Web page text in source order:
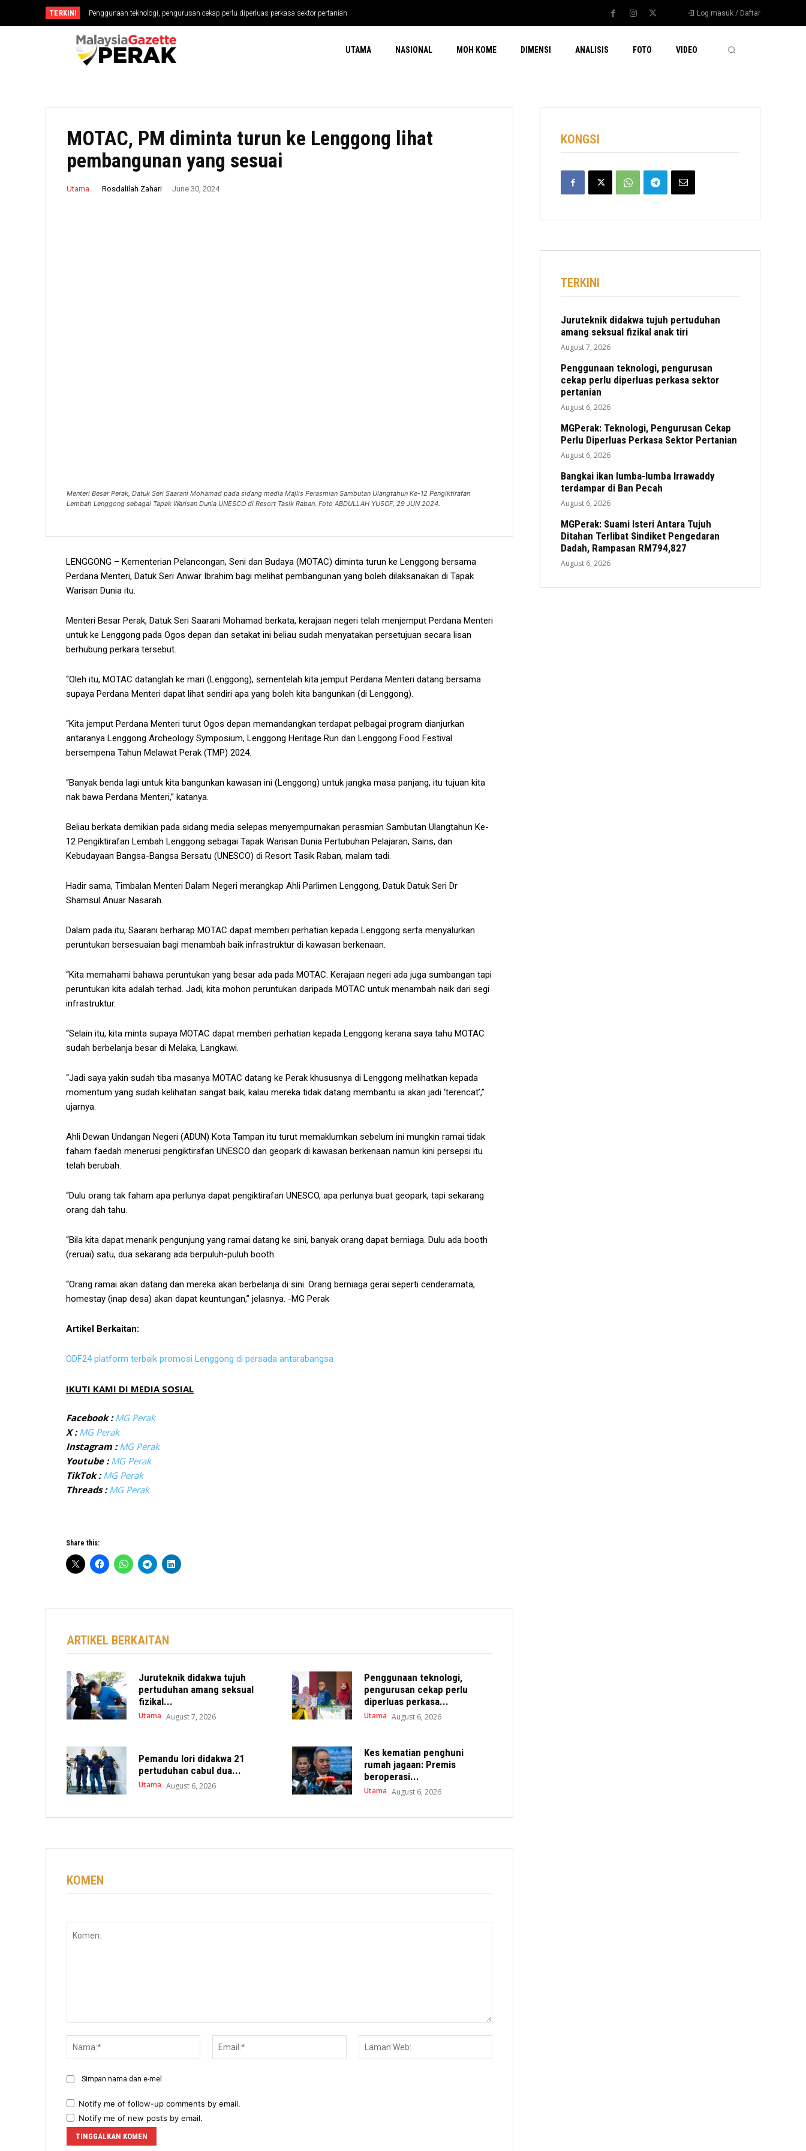
TERKINI Penggunaan teknologi, pengurusan cekap perlu diperluas perkasa sektor pertanian Log masuk / Daftar
UTAMA NASIONAL MOH KOME DIMENSI ANALISIS FOTO VIDEO
MOTAC, PM diminta turun ke Lenggong lihat
pembangunan yang sesuai
Utama Rosdalilah Zahari June 30, 2024
Menteri Besar Perak, Datuk Seri Saarani Mohamad pada sidang media Majlis Perasmian Sambutan Ulangtahun Ke-12 Pengiktirafan
Lembah Lenggong sebagai Tapak Warisan Dunia UNESCO di Resort Tasik Raban. Foto ABDULLAH YUSOF, 29 JUN 2024.
LENGGONG – Kementerian Pelancongan, Seni dan Budaya (MOTAC) diminta turun ke Lenggong bersama
Perdana Menteri, Datuk Seri Anwar Ibrahim bagi melihat pembangunan yang boleh dilaksanakan di Tapak
Warisan Dunia itu.
Menteri Besar Perak, Datuk Seri Saarani Mohamad berkata, kerajaan negeri telah menjemput Perdana Menteri
untuk ke Lenggong pada Ogos depan dan setakat ini beliau sudah menyatakan persetujuan secara lisan
berhubung perkara tersebut.
“Oleh itu, MOTAC datanglah ke mari (Lenggong), sementelah kita jemput Perdana Menteri datang bersama
supaya Perdana Menteri dapat lihat sendiri apa yang boleh kita bangunkan (di Lenggong).
“Kita jemput Perdana Menteri turut Ogos depan memandangkan terdapat pelbagai program dianjurkan
antaranya Lenggong Archeology Symposium, Lenggong Heritage Run dan Lenggong Food Festival
bersempena Tahun Melawat Perak (TMP) 2024.
“Banyak benda lagi untuk kita bangunkan kawasan ini (Lenggong) untuk jangka masa panjang, itu tujuan kita
nak bawa Perdana Menteri,” katanya.
Beliau berkata demikian pada sidang media selepas menyempurnakan perasmian Sambutan Ulangtahun Ke-
12 Pengiktirafan Lembah Lenggong sebagai Tapak Warisan Dunia Pertubuhan Pelajaran, Sains, dan
Kebudayaan Bangsa-Bangsa Bersatu (UNESCO) di Resort Tasik Raban, malam tadi.
Hadir sama, Timbalan Menteri Dalam Negeri merangkap Ahli Parlimen Lenggong, Datuk Datuk Seri Dr
Shamsul Anuar Nasarah.
Dalam pada itu, Saarani berharap MOTAC dapat memberi perhatian kepada Lenggong serta menyalurkan
peruntukan bersesuaian bagi menambah baik infrastruktur di kawasan berkenaan.
“Kita memahami bahawa peruntukan yang besar ada pada MOTAC. Kerajaan negeri ada juga sumbangan tapi
peruntukan kita adalah terhad. Jadi, kita mohon peruntukan daripada MOTAC untuk menambah naik dari segi
infrastruktur.
“Selain itu, kita minta supaya MOTAC dapat memberi perhatian kepada Lenggong kerana saya tahu MOTAC
sudah berbelanja besar di Melaka, Langkawi.
“Jadi saya yakin sudah tiba masanya MOTAC datang ke Perak khususnya di Lenggong melihatkan kepada
momentum yang sudah kelihatan sangat baik, kalau mereka tidak datang membantu ia akan jadi ‘terencat’,”
ujarnya.
Ahli Dewan Undangan Negeri (ADUN) Kota Tampan itu turut memaklumkan sebelum ini mungkin ramai tidak
faham faedah menerusi pengiktirafan UNESCO dan geopark di kawasan berkenaan namun kini persepsi itu
telah berubah.
“Dulu orang tak faham apa perlunya dapat pengiktirafan UNESCO, apa perlunya buat geopark, tapi sekarang
orang dah tahu.
“Bila kita dapat menarik pengunjung yang ramai datang ke sini, banyak orang dapat berniaga. Dulu ada booth
(reruai) satu, dua sekarang ada berpuluh-puluh booth.
“Orang ramai akan datang dan mereka akan berbelanja di sini. Orang berniaga gerai seperti cenderamata,
homestay (inap desa) akan dapat keuntungan,” jelasnya. -MG Perak
Artikel Berkaitan:
ODF24 platform terbaik promosi Lenggong di persada antarabangsa
IKUTI KAMI DI MEDIA SOSIAL
Facebook : MG Perak
X : MG Perak
Instagram : MG Perak
Youtube : MG Perak
TikTok : MG Perak
Threads : MG Perak
Share this:
ARTIKEL BERKAITAN
Juruteknik didakwa tujuh
pertuduhan amang seksual
fizikal...
Utama August 7, 2026
Penggunaan teknologi,
pengurusan cekap perlu
diperluas perkasa...
Utama August 6, 2026
Pemandu lori didakwa 21
pertuduhan cabul dua...
Utama August 6, 2026
Kes kematian penghuni
rumah jagaan: Premis
beroperasi...
Utama August 6, 2026
KOMEN
Simpan nama dan e-mel
Notify me of follow-up comments by email.
Notify me of new posts by email.
KONGSI
TERKINI
Juruteknik didakwa tujuh pertuduhan
amang seksual fizikal anak tiri
August 7, 2026
Penggunaan teknologi, pengurusan
cekap perlu diperluas perkasa sektor
pertanian
August 6, 2026
MGPerak: Teknologi, Pengurusan Cekap
Perlu Diperluas Perkasa Sektor Pertanian
August 6, 2026
Bangkai ikan lumba-lumba Irrawaddy
terdampar di Ban Pecah
August 6, 2026
MGPerak: Suami Isteri Antara Tujuh
Ditahan Terlibat Sindiket Pengedaran
Dadah, Rampasan RM794,827
August 6, 2026